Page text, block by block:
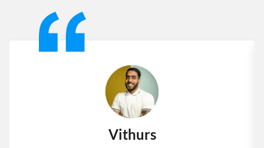
Vithurs